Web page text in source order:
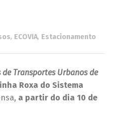
, ECOVIA, Estacionamento
Transportes Urbanos de
Roxa do Sistema
a partir do dia 10 de